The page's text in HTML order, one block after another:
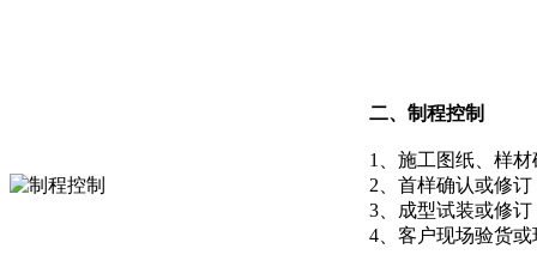
二、制程控制
1、施工图纸、样
2、首样确认或修订
3、成型试装或修订
4、客户现场验货